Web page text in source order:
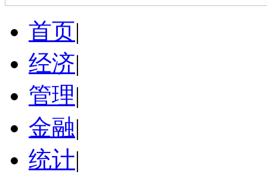
首页|
经济|
管理|
金融|
统计|